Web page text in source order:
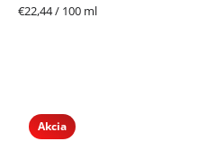
Jednotková
€22,44 / 100 ml
Akcia